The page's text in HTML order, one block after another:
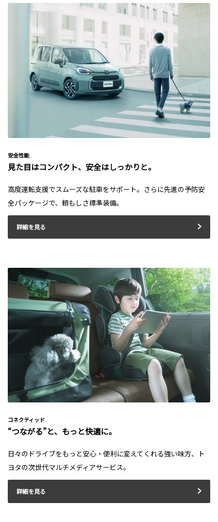
安全性能
見た目はコンパクト、安全はしっかりと。
高度運転支援でスムーズな駐車をサポート。さらに先進の予防安
全パッケージで、頼もしさ標準装備。
詳細を見る
コネクティッド
“つながる”と、もっと快適に。
日々のドライブをもっと安心・便利に変えてくれる強い味方、ト
ヨタの次世代マルチメディアサービス。
詳細を見る